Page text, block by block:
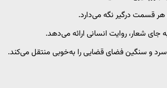
هر قسمت درگیر نگه می‌دارد.
جای شعار، روایت انسانی ارائه می‌دهد.
و سنگین فضای قضایی را به‌خوبی منتقل می‌کند.